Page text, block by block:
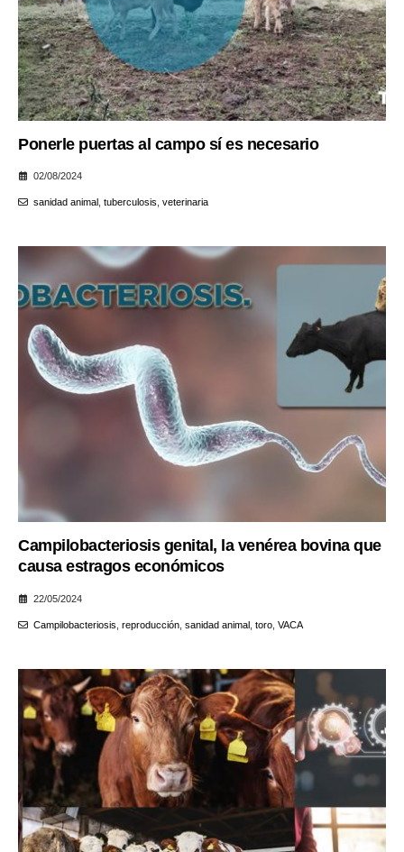
Ponerle puertas al campo sí es necesario
02/08/2024
sanidad animal tuberculosis veterinaria
Campilobacteriosis genital, la venérea bovina que
causa estragos económicos
22/05/2024
Campilobacteriosis reproducción, sanidad animal, toro, VACA